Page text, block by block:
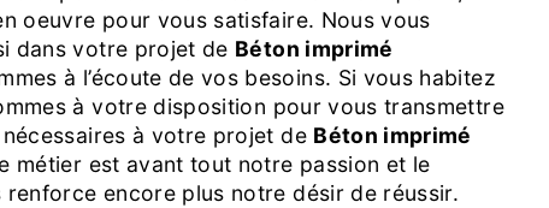
oeuvre pour vous satisfaire. Nous vous
dans votre projet de Béton imprimé
à l’écoute de vos besoins. Si vous habitez
à votre disposition pour vous transmettre
à votre projet de Béton imprimé
métier est avant tout notre passion et le
encore plus notre désir de réussir.